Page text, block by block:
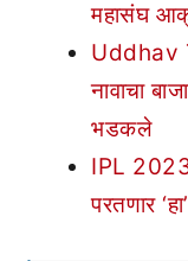
महासंघ
Uddhav
नावाचा
भडकले
IPL 2023
परतणार